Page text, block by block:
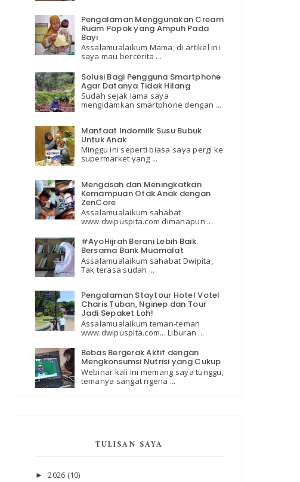
Pengalaman Menggunakan Cream
Ruam Popok yang Ampuh Pada
Bayi
Assalamualaikum Mama, di artikel ini
saya mau bercerita ...
Solusi Bagi Pengguna Smartphone
Agar Datanya Tidak Hilang
Sudah sejak lama saya
mengidamkan smartphone dengan ...
Manfaat Indomilk Susu Bubuk
Untuk Anak
Minggu ini seperti biasa saya pergi ke
supermarket yang ...
Mengasah dan Meningkatkan
Kemampuan Otak Anak dengan
ZenCore
Assalamualaikum sahabat
www.dwipuspita.com dimanapun ...
#AyoHijrah Berani Lebih Baik
Bersama Bank Muamalat
Assalamualaikum sahabat Dwipita,
Tak terasa sudah ...
Pengalaman Staytour Hotel Votel
Charis Tuban, Nginep dan Tour
Jadi Sepaket Loh!
Assalamualaikum teman-teman
www.dwipuspita.com... Liburan ...
Bebas Bergerak Aktif dengan
Mengkonsumsi Nutrisi yang Cukup
Webinar kali ini memang saya tunggu,
temanya sangat ngena ...
TULISAN SAYA
►2026 (10)